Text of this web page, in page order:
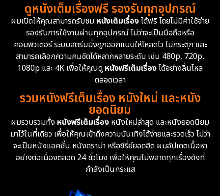
Dystopian 16
Emotional 61
Epic มหากาพย์ 213
Family ครอบครัว 359
Fantasy จินตนาการ 319
Fiction 9
ดูหนังเต็มเรื่องฟรี รองรับทุกอุปกรณ์
ผมเปิดให้คุณสามารถรับชม หนังเต็มเรื่องได้ฟรี โดยไม่มีค่าใช้จ่าย
รองรับการใช้งานผ่านทุกอุปกรณ์ ไม่ว่าจะเป็นมือถือหรือ
คอมพิวเตอร์ ระบบสตรีมมิ่งถูกออกแบบให้โหลดไว ไม่กระตุก และ
สามารถเลือกความคมชัดได้หลากหลายระดับ เช่น 480p, 720p,
1080p และ 4K เพื่อให้คุณดูหนังฟรีเต็มเรื่องได้อย่างลื่นไหล
ตลอดเวลา
รวมหนังฟรีเต็มเรื่อง หนังใหม่ และหนัง
ยอดนิยม
ผมรวบรวมทั้ง หนังฟรีเต็มเรื่อง หนังใหม่ล่าสุด และหนังยอดนิยม
มาไว้ในที่เดียว เพื่อให้คุณเข้าถึงความบันเทิงได้ง่ายและรวดเร็ว ไม่ว่า
จะเป็นหนังแอคชั่น หนังดราม่า หรือซีรี่ย์ยอดฮิต ผมอัปเดตเนื้อหา
อย่างต่อเนื่องตลอด 24 ชั่วโมง เพื่อให้คุณไม่พลาดทุกเรื่องดังที่
กำลังเป็นกระแส